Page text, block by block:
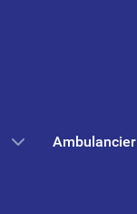
Ambulancier